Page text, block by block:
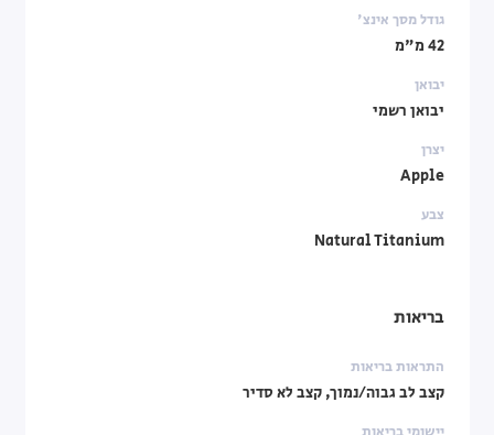
גודל מסך אינצ'
42 מ"מ
יבואן
יבואן רשמי
יצרן
Apple
צבע
Natural Titanium
בריאות
התראות בריאות
קצב לב גבוה/נמוך, קצב לא סדיר